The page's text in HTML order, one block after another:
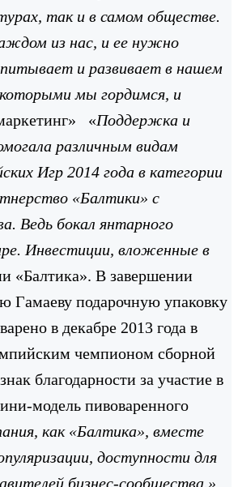
так и в самом обществе.
из нас, и ее нужно
и развивает в нашем
мы гордимся, и
«Поддержка и
различным видам
Игр 2014 года в категории
«Балтики» с
Ведь бокал янтарного
Инвестиции, вложенные в
«Балтика». В завершении
Гамаеву подарочную упаковку
в декабре 2013 года в
чемпионом сборной
благодарности за участие в
модель пивоваренного
как «Балтика», вместе
доступности для
бизнес-сообщества,»